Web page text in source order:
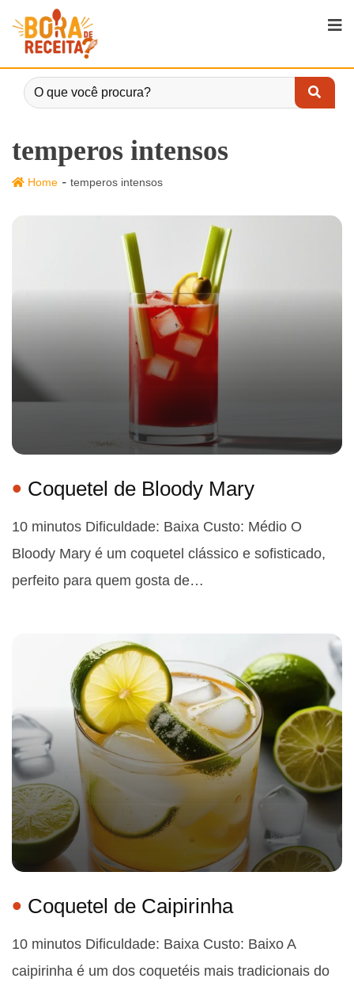
temperos intensos
Home - temperos intensos
Coquetel de Bloody Mary
10 minutos Dificuldade: Baixa Custo: Médio O
Bloody Mary é um coquetel clássico e sofisticado,
perfeito para quem gosta de…
Coquetel de Caipirinha
10 minutos Dificuldade: Baixa Custo: Baixo A
caipirinha é um dos coquetéis mais tradicionais do